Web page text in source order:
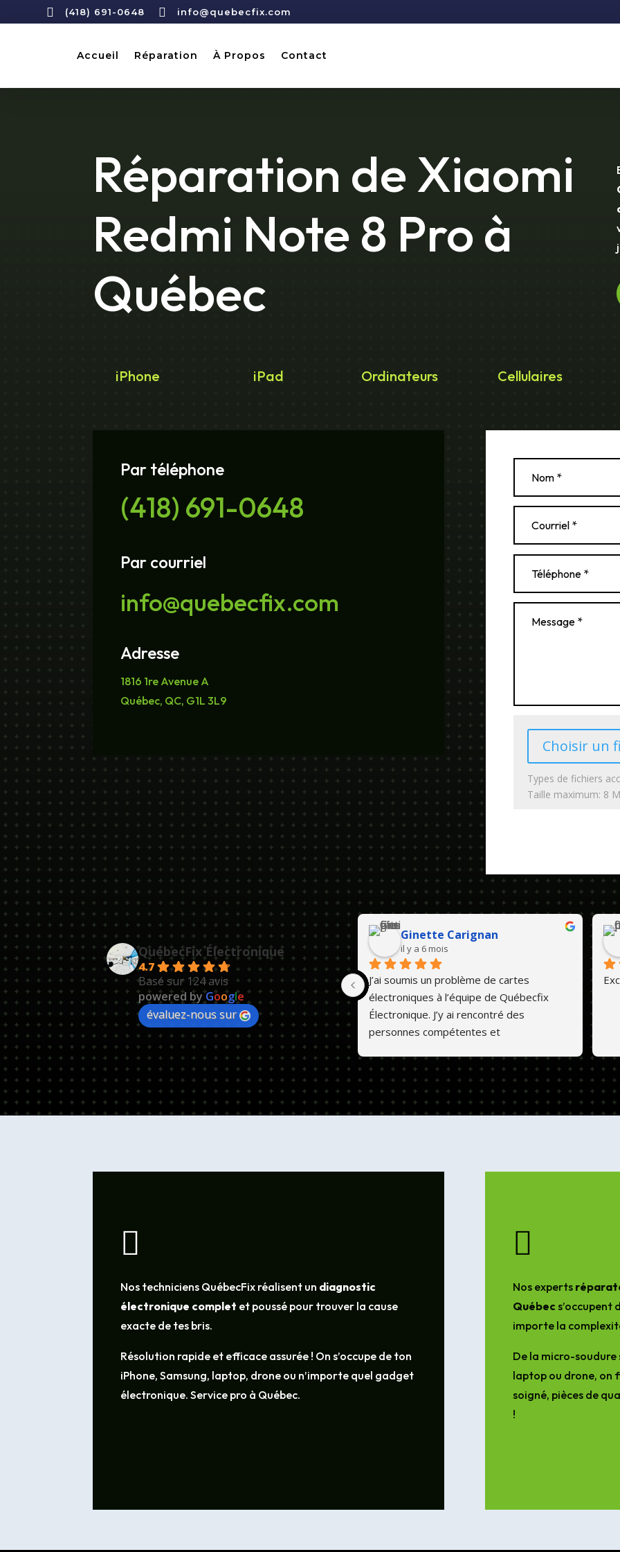
 (418) 691-0648  info@quebecfix.com
Accueil Réparation À Propos Contact
Réparation de Xiaomi
Redmi Note 8 Pro à
Québec
iPhone iPad Ordinateurs Cellulaires
Par téléphone
(418) 691-0648
Par courriel
info@quebecfix.com
Adresse
1816 1re Avenue A
Québec, QC, G1L 3L9
Choisir un
Types de fichiers
Taille maximum: 8
QuébecFix Électronique
4.7
Basé sur 124 avis
powered byGoogle
évaluez-nous sur
Ginette Carignan
il y a 6 mois
J’ai soumis un problème de cartes
électroniques à l’équipe de Québecfix
Électronique. J’y ai rencontré des
personnes compétentes et
qualité et les prix sont abordables. 💕😊

Nos techniciens QuébecFix réalisent un diagnostic
électronique complet et poussé pour trouver la cause
exacte de tes bris.
Résolution rapide et efficace assurée ! On s’occupe de ton
iPhone, Samsung, laptop, drone ou n’importe quel gadget
électronique. Service pro à Québec.

Nos experts
Québecs’occupent
importe la
De la micro-soudure
laptop ou drone, on
soigné, pièces de
!